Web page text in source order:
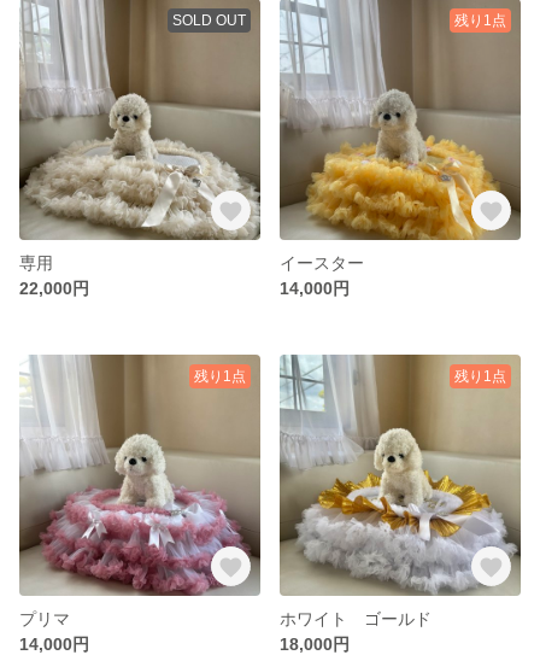
SOLD OUT
専用
22,000円
残り1点
イースター
14,000円
残り1点
プリマ
14,000円
残り1点
ホワイト ゴールド
18,000円